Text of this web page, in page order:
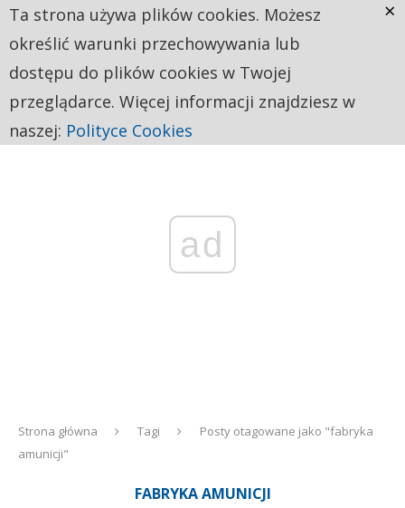
ad
Strona główna Tagi
Posty otagowane jako "fabryka
amunicji"
FABRYKA AMUNICJI
Ta strona używa plików cookies. Możesz
określić warunki przechowywania lub
dostępu do plików cookies w Twojej
przeglądarce. Więcej informacji znajdziesz w
naszej: Polityce Cookies
×